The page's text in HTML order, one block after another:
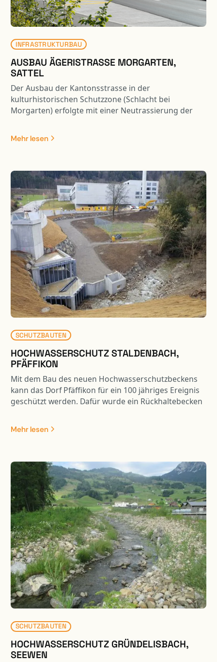
INFRASTRUKTURBAU
AUSBAU ÄGERISTRASSE MORGARTEN,
SATTEL
Der Ausbau der Kantonsstrasse in der
kulturhistorischen Schutzzone (Schlacht bei
Morgarten) erfolgte mit einer Neutrassierung der
kurvigen und steilen Gelände, konnte eine
normkonforme Strassenführung erreicht werden.
Verhältnis zu bringen. Durch die Trasseverbreiterung
ergaben sich auf der Hangseite Stützmauern,
Felsabträge und Hangstabilisierungsmassnahmen.
Die diversen Stützbauwerke sind teilweise auf Pfählen
fundiert.
Mehr lesen
SCHUTZBAUTEN
HOCHWASSERSCHUTZ STALDENBACH,
PFÄFFIKON
Mit dem Bau des neuen Hochwasserschutzbeckens
kann das Dorf Pfäffikon für ein 100 jähriges Ereignis
geschützt werden. Dafür wurde ein Rückhaltebecken
Dank der „Mitbenützung“ der Weidstrasse als Damm
ist der Eingriff in die Landschaft erträglich. Durch die
aufgewertet.
Mehr lesen
SCHUTZBAUTEN
HOCHWASSERSCHUTZ GRÜNDELISBACH,
SEEWEN